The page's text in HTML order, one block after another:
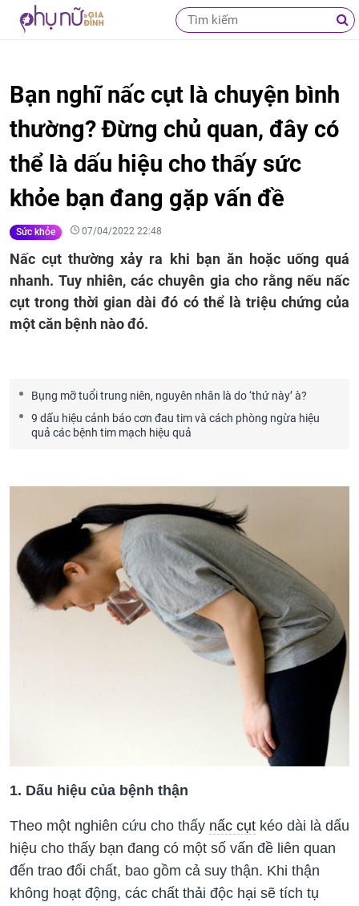
Bạn nghĩ nấc cụt là chuyện bình
thường? Đừng chủ quan, đây có
thể là dấu hiệu cho thấy sức
khỏe bạn đang gặp vấn đề
Sức khỏe 07/04/2022 22:48
Nấc cụt thường xảy ra khi bạn ăn hoặc uống quá
nhanh. Tuy nhiên, các chuyên gia cho rằng nếu nấc
cụt trong thời gian dài đó có thể là triệu chứng của
một căn bệnh nào đó.
Bụng mỡ tuổi trung niên, nguyên nhân là do ‘thứ này’ à?
9 dấu hiệu cảnh báo cơn đau tim và cách phòng ngừa hiệu
quả các bệnh tim mạch hiệu quả
1. Dấu hiệu của bệnh thận
Theo một nghiên cứu cho thấy nấc cụt kéo dài là dấu
hiệu cho thấy bạn đang có một số vấn đề liên quan
đến trao đổi chất, bao gồm cả suy thận. Khi thận
không hoạt động, các chất thải độc hại sẽ tích tụ